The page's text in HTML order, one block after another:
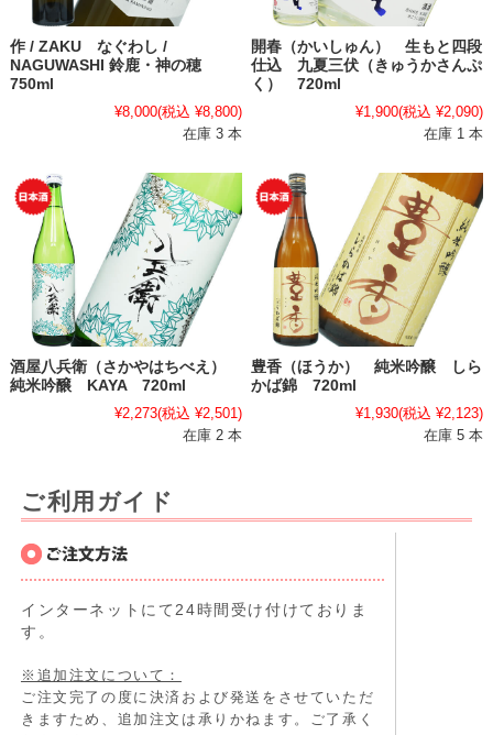
作 / ZAKU なぐわし /
NAGUWASHI 鈴鹿・神の穂
750ml
¥8,000(税込 ¥8,800)
在庫 3 本
開春（かいしゅん） 生もと四段
仕込 九夏三伏（きゅうかさんぷ
く） 720ml
¥1,900(税込 ¥2,090)
在庫 1 本
酒屋八兵衛（さかやはちべえ）
純米吟醸 KAYA 720ml
¥2,273(税込 ¥2,501)
在庫 2 本
豊香（ほうか） 純米吟醸 しら
かば錦 720ml
¥1,930(税込 ¥2,123)
在庫 5 本
ご利用ガイド
インターネットにて24時間受け付けておりま
す。
※追加注文について：
ご注文完了の度に決済および発送をさせていただ
きますため、追加注文は承りかねます。ご了承く